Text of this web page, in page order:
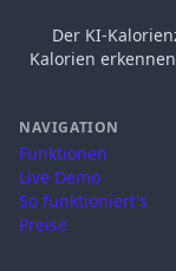
Der KI-
Kalorien
NAVIGATION
Funktionen
Live Demo
So funktioniert's
Preise